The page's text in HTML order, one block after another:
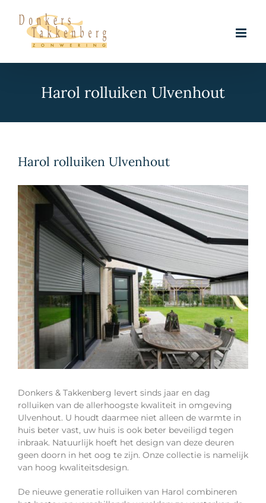
content
Harol rolluiken Ulvenhout
Harol rolluiken Ulvenhout
Donkers & Takkenberg levert sinds jaar en dag
rolluiken van de allerhoogste kwaliteit in omgeving
Ulvenhout. U houdt daarmee niet alleen de warmte in
huis beter vast, uw huis is ook beter beveiligd tegen
inbraak. Natuurlijk hoeft het design van deze deuren
geen doorn in het oog te zijn. Onze collectie is namelijk
van hoog kwaliteitsdesign.
De nieuwe generatie rolluiken van Harol combineren